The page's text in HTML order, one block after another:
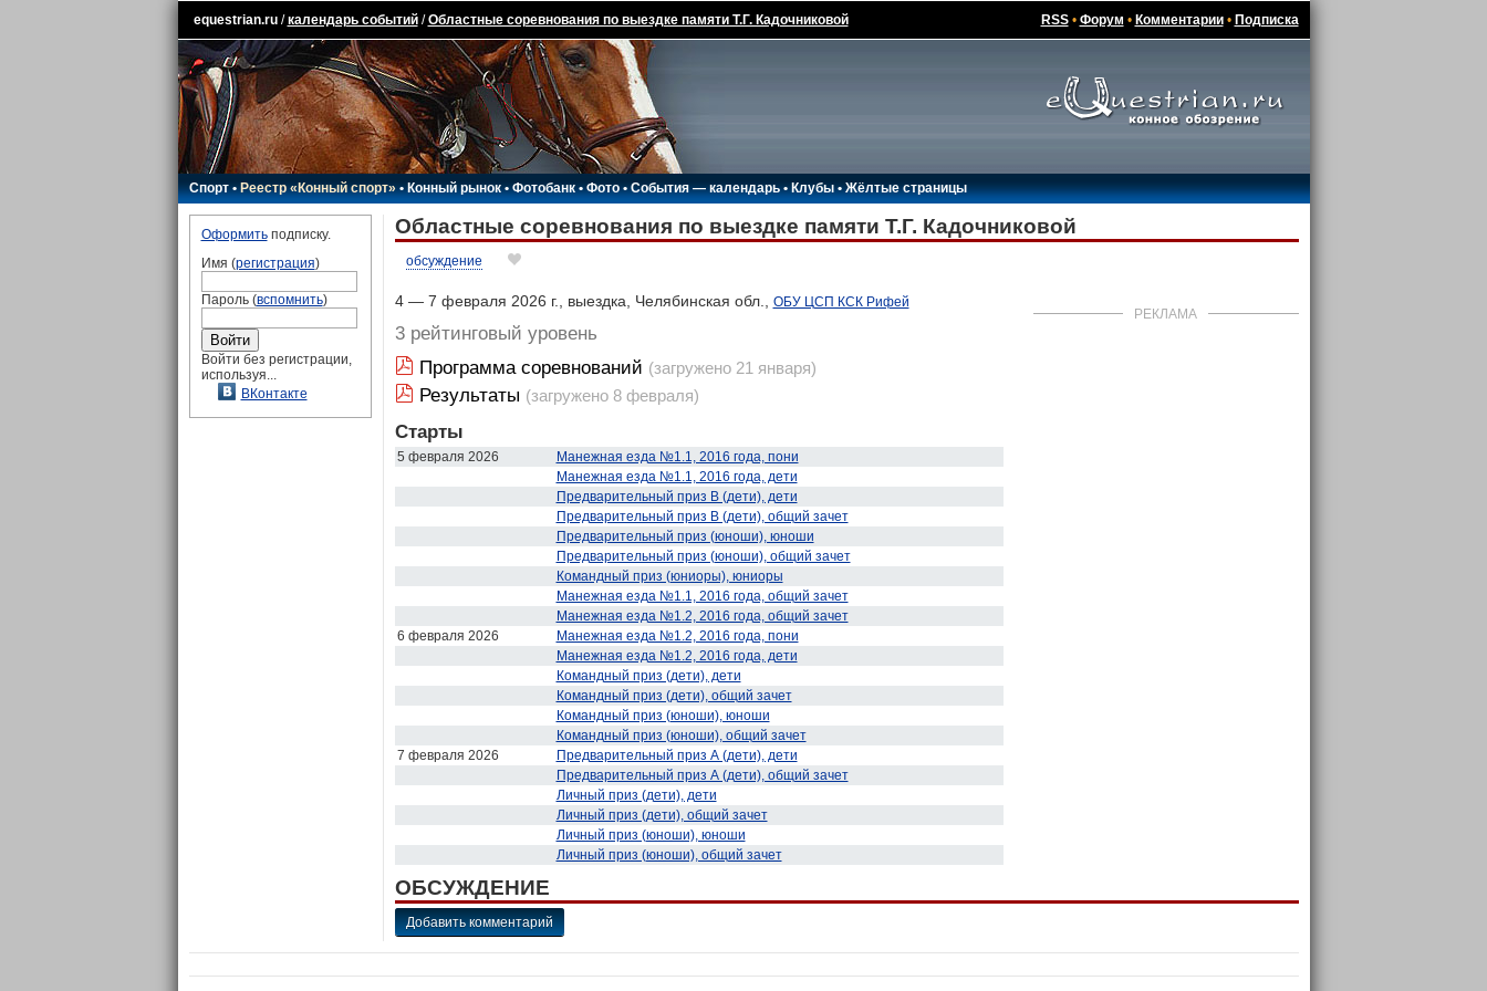
equestrian.ru/календарь событий/Областные соревнования по выездке памяти Т.Г. Кадочниковой RSS• Форум • Комментарии• Подписка
Спорт•Реестр «Конный спорт»•Конный рынок•Фотобанк •Фото•События — календарь•Клубы •Жёлтые страницы
Оформитьподписку.
Имя (регистрация)
Пароль (вспомнить)
Войти без регистрации,
используя...
ВКонтакте
Областные соревнования по выездке памяти Т.Г. Кадочниковой
обсуждение
РЕКЛАМА
4 — 7 февраля 2026 г., выездка, Челябинская обл., ОБУ ЦСП КСК Рифей
3 рейтинговый уровень
Программа соревнований (загружено 21 января)
Результаты (загружено 8 февраля)
Старты
5 февраля 2026
Манежная езда №1.1, 2016 года, пони
Манежная езда №1.1, 2016 года, дети
Предварительный приз В (дети), дети
Предварительный приз В (дети), общий зачет
Предварительный приз (юноши), юноши
Предварительный приз (юноши), общий зачет
Командный приз (юниоры), юниоры
Манежная езда №1.1, 2016 года, общий зачет
Манежная езда №1.2, 2016 года, общий зачет
6 февраля 2026
Манежная езда №1.2, 2016 года, пони
Манежная езда №1.2, 2016 года, дети
Командный приз (дети), дети
Командный приз (дети), общий зачет
Командный приз (юноши), юноши
Командный приз (юноши), общий зачет
7 февраля 2026
Предварительный приз А (дети), дети
Предварительный приз А (дети), общий зачет
Личный приз (дети), дети
Личный приз (дети), общий зачет
Личный приз (юноши), юноши
Личный приз (юноши), общий зачет
ОБСУЖДЕНИЕ
Добавить комментарий